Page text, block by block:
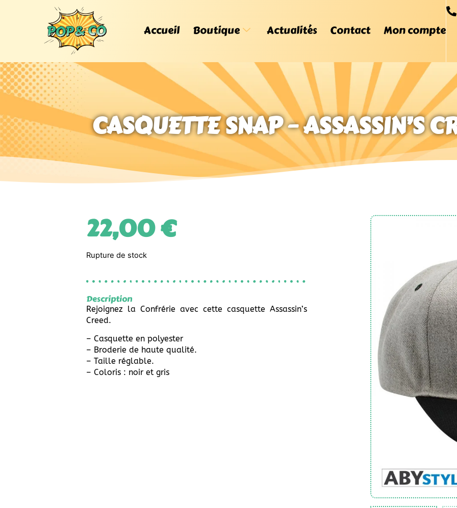
Accueil Boutique Actualités Contact Mon compte
CASQUETTE SNAP – ASSASSIN’S
22,00€
Rupture de stock
Description
Rejoignez la Confrérie avec cette casquette Assassin’s
Creed.
– Casquette en polyester
– Broderie de haute qualité.
– Taille réglable.
– Coloris : noir et gris